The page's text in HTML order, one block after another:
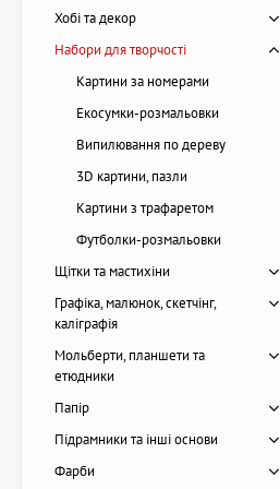
Хобі та декор
Набори для творчості
Картини за номерами
Екосумки-розмальовки
Випилювання по дереву
3D картини, пазли
Картини з трафаретом
Футболки-розмальовки
Щітки та мастихіни
Графіка, малюнок, скетчінг,
каліграфія
Мольберти, планшети та
етюдники
Папір
Підрамники та інші основи
Фарби
Картина Пірс, художниця